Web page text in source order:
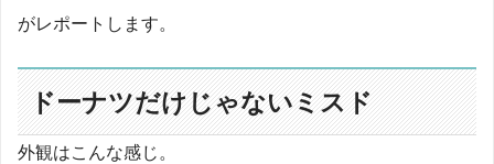
がレポートします。
ドーナツだけじゃないミスド
外観はこんな感じ。